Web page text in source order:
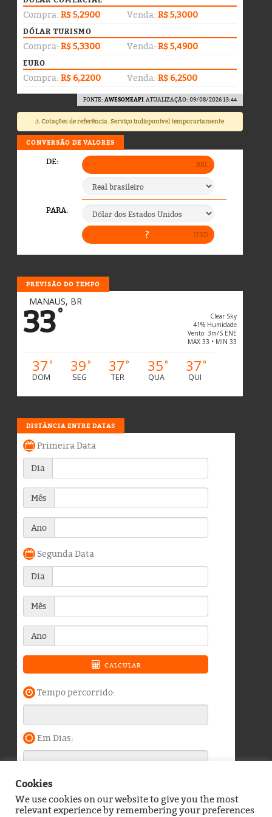
Compra: R$ 5,2900 Venda: R$ 5,3000
DÓLAR TURISMO
Compra: R$ 5,3300 Venda: R$ 5,4900
EURO
Compra: R$ 6,2200 Venda: R$ 6,2500
FONTE: AWESOMEAPI. ATUALIZAÇÃO: 09/08/2026 13:44
⚠️ Cotações de referência. Serviço indisponível temporariamente.
CONVERSÃO DE VALORES
PREVISÃO DO TEMPO
MANAUS, BR
33°
Clear Sky
41% Humidade
Vento: 3m/s ENE
MAX 33 • MIN 33
37°
DOM
39°
SEG
37°
TER
35°
QUA
37°
QUI
DISTÂNCIA ENTRE DATAS
Blog do Durango Duarte © 2026. Todos os direitos
Cookies
We use cookies on our website to give you the most
relevant experience by remembering your preferences